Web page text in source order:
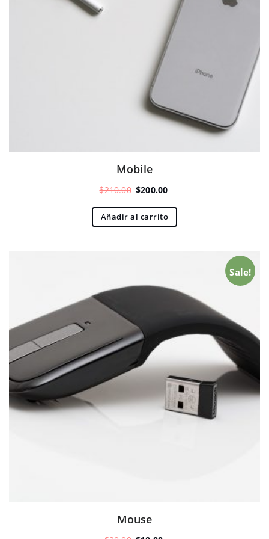
Sale!
Mouse
Mobile
$210.00 El
original
era:
$200.00
es:
Añadir al carrito